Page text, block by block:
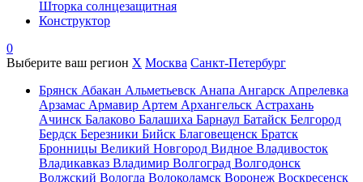
Шторка солнцезащитная
Конструктор
0
Выберите ваш регион X Москва Санкт-Петербург
Брянск Абакан Альметьевск Анапа Ангарск Апрелевка
Арзамас Армавир Артем Архангельск Астрахань
Ачинск Балаково Балашиха Барнаул Батайск Белгород
Бердск Березники Бийск Благовещенск Братск
Бронницы Великий Новгород Видное Владивосток
Владикавказ Владимир Волгоград Волгодонск
Волжский Вологда Волоколамск Воронеж Воскресенск